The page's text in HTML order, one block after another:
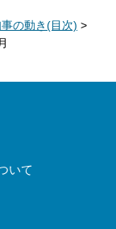
の動き(目次) >
いて